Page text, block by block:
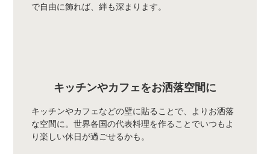
で自由に飾れば、絆も深まります。
キッチンやカフェをお洒落空間に
キッチンやカフェなどの壁に貼ることで、よりお洒落
な空間に。世界各国の代表料理を作ることでいつもよ
り楽しい休日が過ごせるかも。